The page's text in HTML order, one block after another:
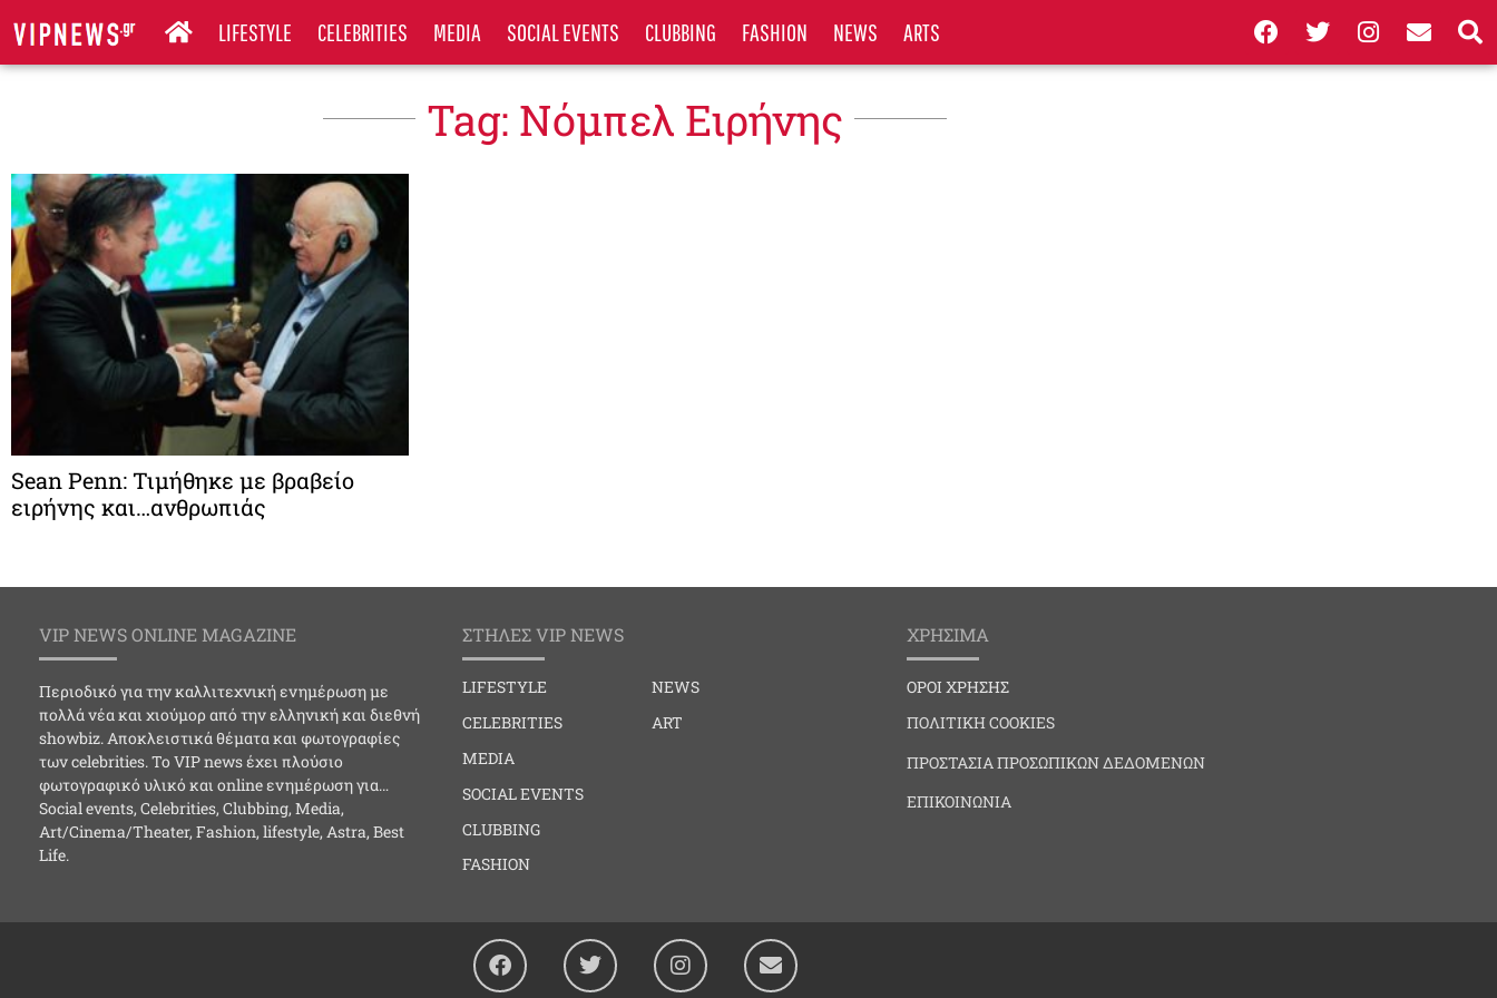
LIFESTYLE CELEBRITIES MEDIA SOCIAL EVENTS CLUBBING FASHION NEWS ARTS
Tag: Νόμπελ Ειρήνης
Sean Penn: Τιμήθηκε με βραβείο
ειρήνης και…ανθρωπιάς
VIP NEWS ONLINE MAGAZINE
Περιοδικό για την καλλιτεχνική ενημέρωση με
πολλά νέα και χιούμορ από την ελληνική και διεθνή
showbiz. Αποκλειστικά θέματα και φωτογραφίες
των celebrities. Το VIP news έχει πλούσιο
φωτογραφικό υλικό και online ενημέρωση για…
Social events, Celebrities, Clubbing, Media,
Art/Cinema/Theater, Fashion, lifestyle, Astra, Best
Life.
ΣΤΗΛΕΣ VIP NEWS
LIFESTYLE
CELEBRITIES
MEDIA
SOCIAL EVENTS
CLUBBING
FASHION
NEWS
ART
ΧΡΗΣΙΜΑ
ΟΡΟΙ ΧΡΗΣΗΣ
ΠΟΛΙΤΙΚΗ COOKIES
ΠΡΟΣΤΑΣΙΑ ΠΡΟΣΩΠΙΚΩΝ ΔΕΔΟΜΕΝΩΝ
ΕΠΙΚΟΙΝΩΝΙΑ